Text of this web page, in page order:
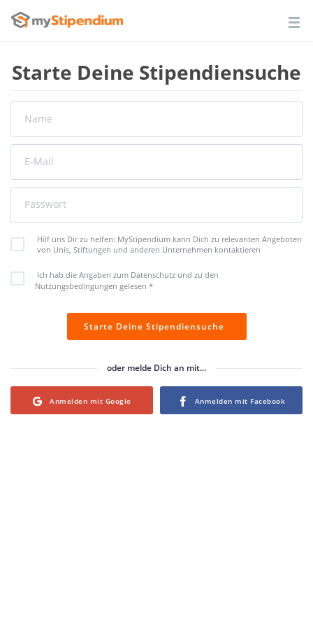
Starte Deine Stipendiensuche
Name
E-Mail
Passwort
Hilf uns Dir zu helfen: MyStipendium kann Dich zu relevanten Angeboten
von Unis, Stiftungen und anderen Unternehmen kontaktieren
Ich hab die Angaben zum Datenschutz und zu den
Nutzungsbedingungen gelesen *
Starte Deine Stipendiensuche
oder melde Dich an mit...
Login with Google Login with Facebook